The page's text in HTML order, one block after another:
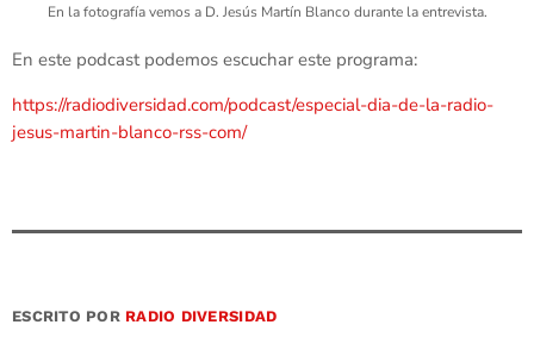
En la fotografía vemos a D. Jesús Martín Blanco durante la entrevista.
En este podcast podemos escuchar este programa:
https://radiodiversidad.com/podcast/especial-dia-de-la-radio-
jesus-martin-blanco-rss-com/
ESCRITO POR RADIO DIVERSIDAD